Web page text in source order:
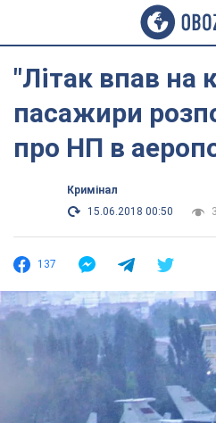
"Літак впав на
пасажири
про НП в
Кримінал
15.06.2018 00:50
137